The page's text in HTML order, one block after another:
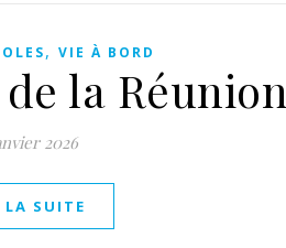
, VIE À BORD
la Réunion
2026
LA SUITE